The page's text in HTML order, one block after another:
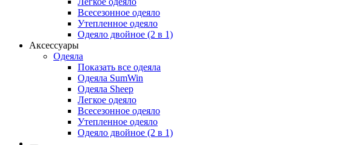
Всесезонное одеяло
Утепленное одеяло
Одеяло двойное (2 в 1)
Аксессуары
Одеяла
Показать все одеяла
Одеяла SumWin
Одеяла Sheep
Легкое одеяло
Всесезонное одеяло
Утепленное одеяло
Одеяло двойное (2 в 1)